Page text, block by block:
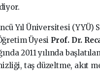
Yıl Üniversitesi (YYÜ)
Üyesi Prof. Dr.
2011 yılında
taş düzeltme, akıt